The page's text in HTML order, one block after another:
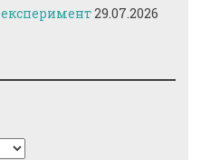
29.07.2026